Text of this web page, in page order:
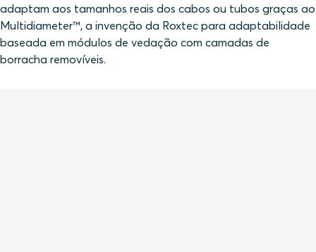
adaptam aos tamanhos reais dos cabos ou tubos graças ao
Multidiameter™, a invenção da Roxtec para adaptabilidade
baseada em módulos de vedação com camadas de
borracha removíveis.